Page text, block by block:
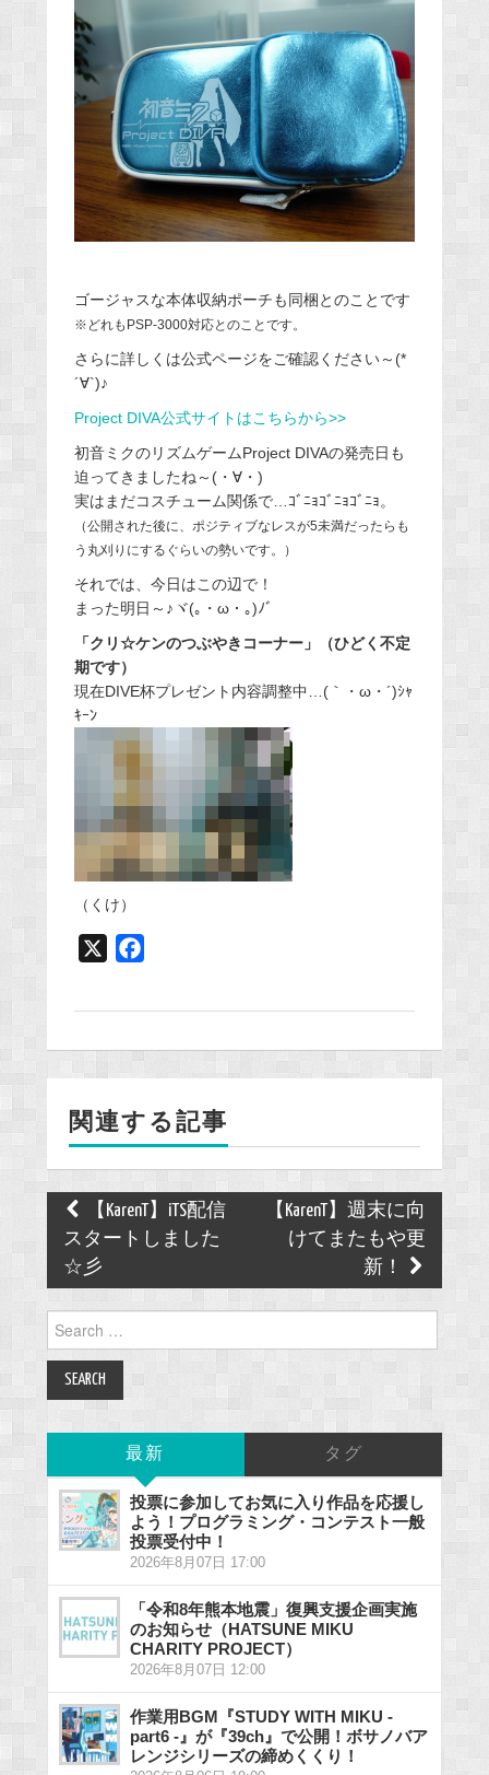
ゴージャスな本体収納ポーチも同梱とのことです
※どれもPSP-3000対応とのことです。
さらに詳しくは公式ページをご確認ください～(*
´∀`)♪
Project DIVA公式サイトはこちらから>>
初音ミクのリズムゲームProject DIVAの発売日も
迫ってきましたね～(・∀・)
実はまだコスチューム関係で…ｺﾞﾆｮｺﾞﾆｮｺﾞﾆｮ。
（公開された後に、ポジティブなレスが5未満だったらも
う丸刈りにするぐらいの勢いです。）
それでは、今日はこの辺で！
まった明日～♪ヾ(｡・ω・｡)ﾉﾞ
「クリ☆ケンのつぶやきコーナー」（ひどく不定
期です）
現在DIVE杯プレゼント内容調整中…(｀・ω・´)ｼｬ
ｷｰﾝ
（くけ）
b
o
k
関連する記事
Post
navigation
【KarenT】iTS配信
スタートしました
☆彡
【KarenT】週末に向
けてまたもや更
新！
Search
for:
最新 タグ
投票に参加してお気に入り作品を応援し
よう！プログラミング・コンテスト一般
投票受付中！
2026年8月07日 17:00
「令和8年熊本地震」復興支援企画実施
のお知らせ（HATSUNE MIKU
CHARITY PROJECT）
2026年8月07日 12:00
作業用BGM『STUDY WITH MIKU -
part6 -』が『39ch』で公開！ボサノバア
レンジシリーズの締めくくり！